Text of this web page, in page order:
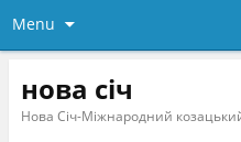
Menu
нова січ
Нова Січ-Міжнародний